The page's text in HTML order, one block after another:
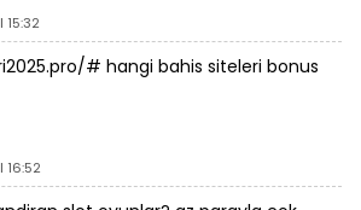
# hangi bahis siteleri bonus
16:52